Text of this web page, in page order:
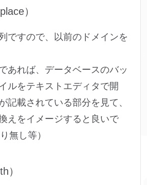
）
ですので、以前のドメインを
あれば、データベースのバッ
ルをテキストエディタで開
記載されている部分を見て、
えをイメージすると良いで
無し等）
）